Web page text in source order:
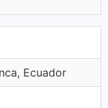
Ecuador